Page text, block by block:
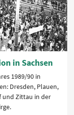
in Sachsen
1989/90 in
Dresden, Plauen,
und Zittau in der